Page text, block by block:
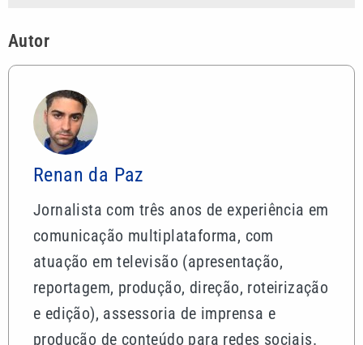
Autor
Renan da Paz
Jornalista com três anos de experiência em
comunicação multiplataforma, com
atuação em televisão (apresentação,
reportagem, produção, direção, roteirização
e edição), assessoria de imprensa e
produção de conteúdo para redes sociais.